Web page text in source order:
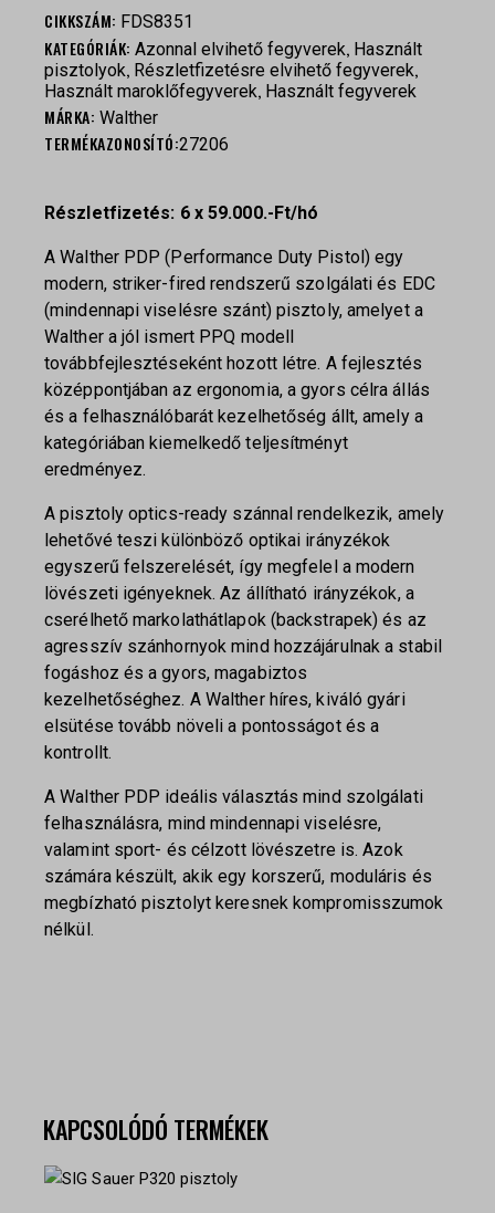
CIKKSZÁM: FDS8351
KATEGÓRIÁK: Azonnal elvihető fegyverek, Használt
pisztolyok, Részletfizetésre elvihető fegyverek,
Használt maroklőfegyverek, Használt fegyverek
MÁRKA: Walther
TERMÉKAZONOSÍTÓ:27206
Részletfizetés: 6 x 59.000.-Ft/hó
A Walther PDP (Performance Duty Pistol) egy
modern, striker-fired rendszerű szolgálati és EDC
(mindennapi viselésre szánt) pisztoly, amelyet a
Walther a jól ismert PPQ modell
továbbfejlesztéseként hozott létre. A fejlesztés
középpontjában az ergonomia, a gyors célra állás
és a felhasználóbarát kezelhetőség állt, amely a
kategóriában kiemelkedő teljesítményt
eredményez.
A pisztoly optics-ready szánnal rendelkezik, amely
lehetővé teszi különböző optikai irányzékok
egyszerű felszerelését, így megfelel a modern
lövészeti igényeknek. Az állítható irányzékok, a
cserélhető markolathátlapok (backstrapek) és az
agresszív szánhornyok mind hozzájárulnak a stabil
fogáshoz és a gyors, magabiztos
kezelhetőséghez. A Walther híres, kiváló gyári
elsütése tovább növeli a pontosságot és a
kontrollt.
A Walther PDP ideális választás mind szolgálati
felhasználásra, mind mindennapi viselésre,
valamint sport- és célzott lövészetre is. Azok
számára készült, akik egy korszerű, moduláris és
megbízható pisztolyt keresnek kompromisszumok
nélkül.
KAPCSOLÓDÓ TERMÉKEK